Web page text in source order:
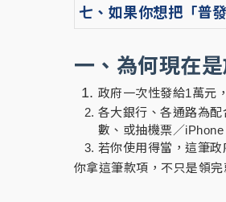
七、如果你想把「普
一、為何現在
政府一次性發給1萬元
各大銀行、各通路為
數、或抽機票／iPhone
若你使用得當，這筆
你拿這筆款項，不只是領